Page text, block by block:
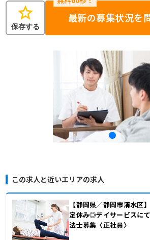
star
保存する
最新の募集状況を
この求人と近いエリアの求人
【静岡県／静岡市清水区
定休み◎デイサービスに
法士募集〈正社員〉